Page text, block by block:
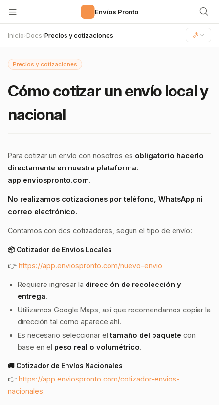
Envíos Pronto
Inicio› Docs› Precios y cotizaciones
Precios y cotizaciones
Cómo cotizar un envío local y
nacional
Para cotizar un envío con nosotros es obligatorio hacerlo
directamente en nuestra plataforma:
app.enviospronto.com.
No realizamos cotizaciones por teléfono, WhatsApp ni
correo electrónico.
Contamos con dos cotizadores, según el tipo de envío:
📦 Cotizador de Envíos Locales
👉 https://app.enviospronto.com/nuevo-envio
Requiere ingresar la dirección de recolección y
entrega.
Utilizamos Google Maps, así que recomendamos copiar la
dirección tal como aparece ahí.
Es necesario seleccionar eltamaño del paquete con
base en el peso real o volumétrico.
🚚 Cotizador de Envíos Nacionales
👉 https://app.enviospronto.com/cotizador-envios-
nacionales